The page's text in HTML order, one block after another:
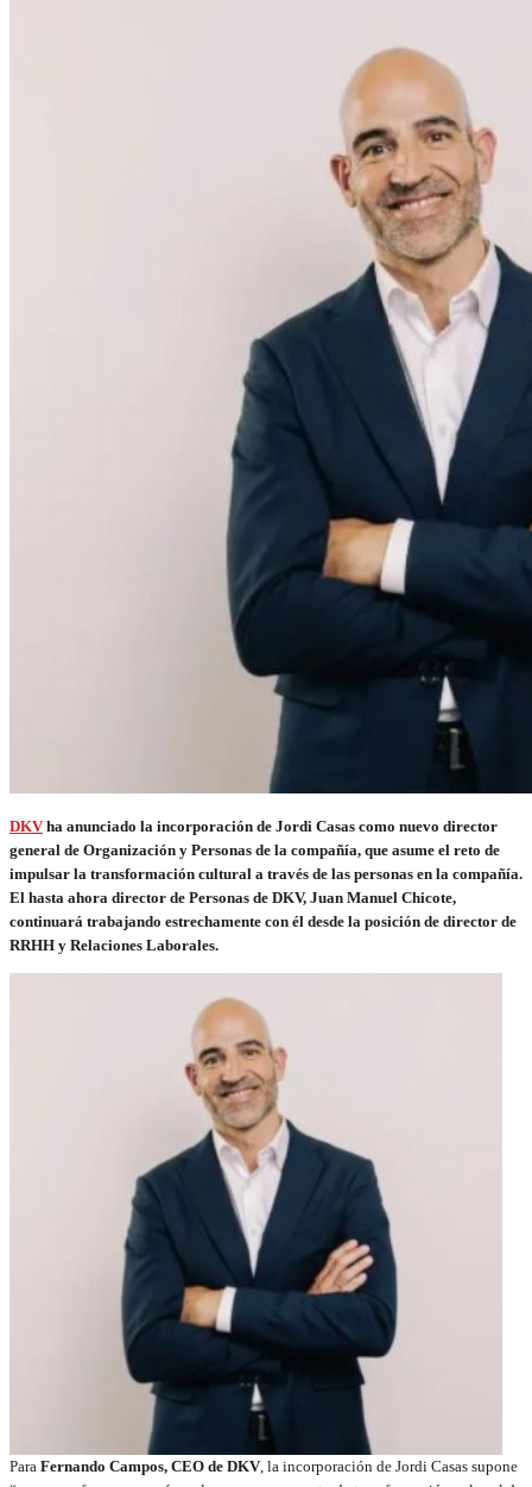
DKVha anunciado la incorporación de Jordi Casas como nuevo director
general de Organización y Personas de la compañía, que asume el reto de
impulsar la transformación cultural a través de las personas en la compañía.
El hasta ahora director de Personas de DKV, Juan Manuel Chicote,
continuará trabajando estrechamente con él desde la posición de director de
RRHH y Relaciones Laborales.
Para Fernando Campos, CEO de DKV, la incorporación de Jordi Casas supone